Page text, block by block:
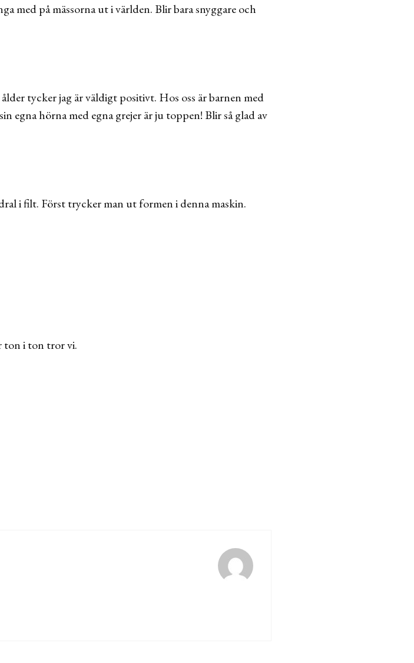
med på mässorna ut i världen. Blir bara snyggare och
tycker jag är väldigt positivt. Hos oss är barnen med
egna hörna med egna grejer är ju toppen! Blir så glad av
i filt. Först trycker man ut formen i denna maskin.
ton i ton tror vi.